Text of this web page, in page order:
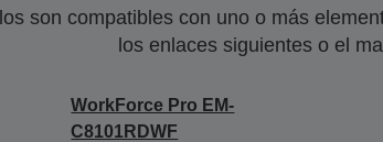
son compatibles con uno o más
los enlaces siguientes o el
WorkForce Pro EM-
C8101RDWF